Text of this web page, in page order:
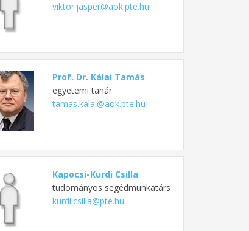
viktor.jasper@aok.pte.hu
Prof. Dr. Kálai Tamás
egyetemi tanár
tamas.kalai@aok.pte.hu
Kapocsi-Kurdi Csilla
tudományos segédmunkatárs
kurdi.csilla@pte.hu